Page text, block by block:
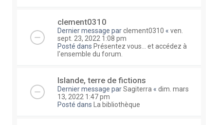
clement0310
Dernier message parclement0310 « ven.
sept. 23, 2022 1:08 pm
Posté dans Présentez vous... et accédez à
l'ensemble du forum.
Islande, terre de fictions
Dernier message parSagiterra « dim. mars
13, 2022 1:47 pm
Posté dans
La bibliothèque